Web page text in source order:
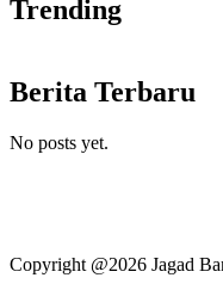
Trending
Berita Terbaru
No posts yet.
Copyright @2026 Jagad